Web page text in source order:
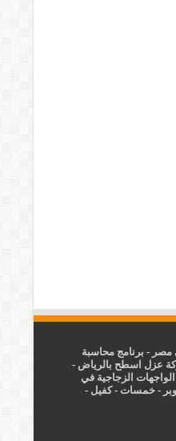
مصر - برنامج محاسبة
عزل اسطح بالرياض -
الزجاجية في
-خمسات -كفيل -